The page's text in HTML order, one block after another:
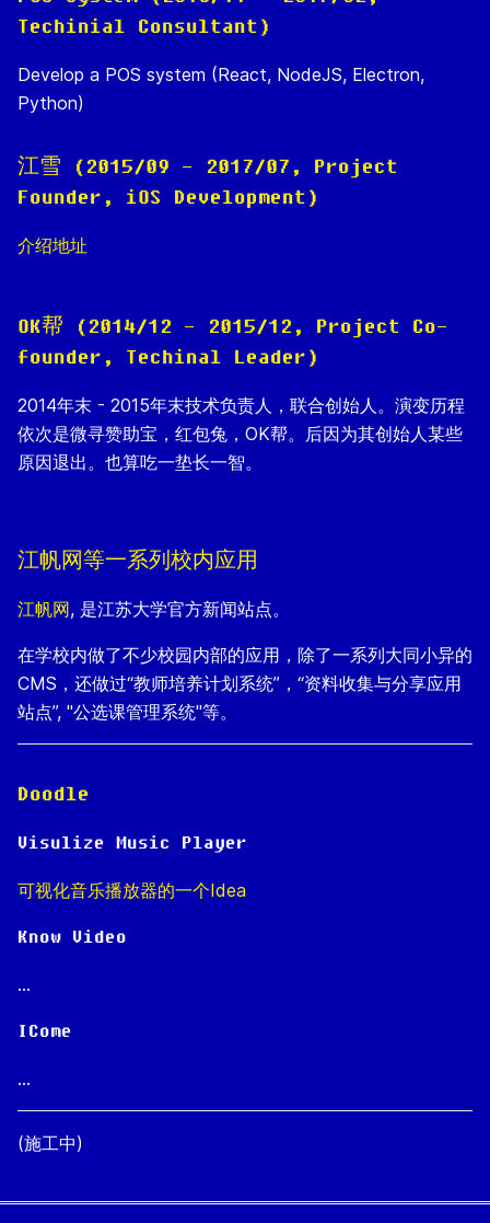
Techinial Consultant)
Develop a POS system (React, NodeJS, Electron,
Python)
江雪 (2015/09 - 2017/07, Project
Founder, iOS Development)
介绍地址
OK帮 (2014/12 - 2015/12, Project Co-
founder, Techinal Leader)
2014年末 - 2015年末技术负责人，联合创始人。演变历程
依次是微寻赞助宝，红包兔，OK帮。后因为其创始人某些
原因退出。也算吃一垫长一智。
江帆网等一系列校内应用
江帆网, 是江苏大学官方新闻站点。
在学校内做了不少校园内部的应用，除了一系列大同小异的
CMS，还做过“教师培养计划系统”，“资料收集与分享应用
站点”, "公选课管理系统"等。
Doodle
Visulize Music Player
可视化音乐播放器的一个Idea
Know Video
...
ICome
...
(施工中)